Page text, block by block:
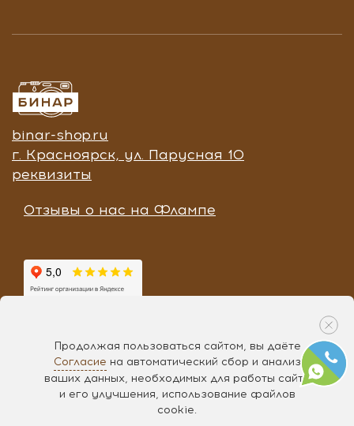
ЗАПРОСИТЬ ПОД ЗАКАЗ
binar-shop.ru
г. Красноярск, ул. Парусная 10
реквизиты
Отзывы о нас на Флампе
Разработка « Чипса», 2017
Продолжая пользоваться сайтом, вы даёте
Согласие на автоматический сбор и анализ
ваших данных, необходимых для работы сайта
и его улучшения, использование файлов
cookie.